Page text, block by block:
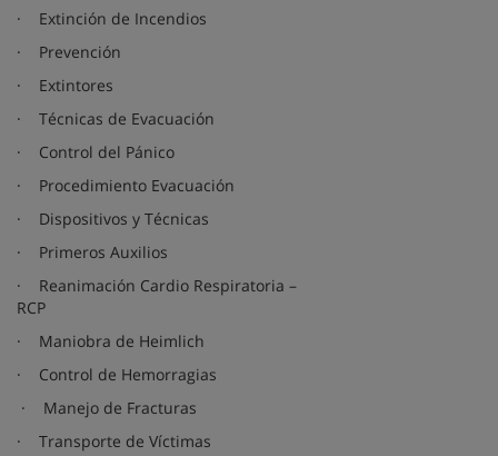
· Extinción de Incendios
· Prevención
· Extintores
· Técnicas de Evacuación
· Control del Pánico
· Procedimiento Evacuación
· Dispositivos y Técnicas
· Primeros Auxilios
· Reanimación Cardio Respiratoria –
RCP
· Maniobra de Heimlich
· Control de Hemorragias
· Manejo de Fracturas
· Transporte de Víctimas